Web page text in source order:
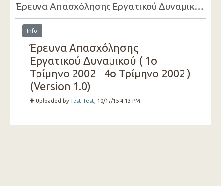
Έρευνα Απασχόλησης Εργατικού Δυναμικού ( 1ο Τρίμηνο 2002 - 4ο Τρίμηνο 2002 )
Info
Έρευνα Απασχόλησης
Εργατικού Δυναμικού ( 1ο
Τρίμηνο 2002 - 4ο Τρίμηνο 2002 )
(Version 1.0)
Uploaded byTest Test , 10/17/15 4:13 PM